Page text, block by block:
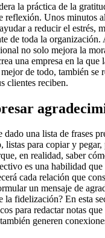
la práctica de la
reflexión. Unos minutos
a reducir el estrés,
de toda la
no solo mejora la
una empresa en la que
de todo, también se
clientes reciben.
dado una lista de frases
listas para copiar y
en realidad, saber
es una habilidad
cada relación que
un mensaje de
la fidelización? En esta
para redactar notas
generen